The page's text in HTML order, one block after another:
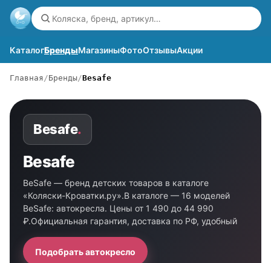
КаталогБрендыМагазиныФотоОтзывыАкции
Главная Бренды Besafe
Besafe.
Besafe
BeSafe — бренд детских товаров в каталоге
«Коляски-Кроватки.ру».В каталоге — 16 моделей
BeSafe: автокресла. Цены от 1 490 до 44 990
₽.Официальная гарантия, доставка по РФ, удобный
Подобрать автокресло